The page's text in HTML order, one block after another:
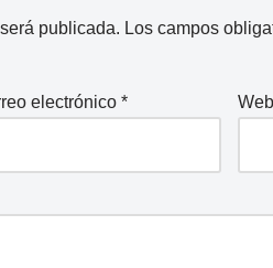
publicada. Los campos
electrónico * Web